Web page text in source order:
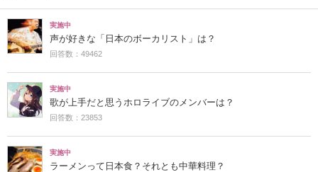
実施中
声が好きな「日本のボーカリスト」は？
回答数：49462
実施中
歌が上手だと思うホロライブのメンバーは？
回答数：23853
実施中
ラーメンって日本食？それとも中華料理？